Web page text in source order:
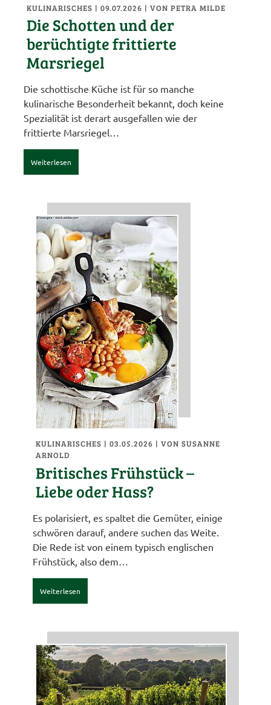
KULINARISCHES | 09.07.2026 |VON PETRA MILDE
Die Schotten und der
berüchtigte frittierte
Marsriegel
Die schottische Küche ist für so manche
kulinarische Besonderheit bekannt, doch keine
Spezialität ist derart ausgefallen wie der
frittierte Marsriegel…
Weiterlesen
KULINARISCHES | 03.05.2026 |VON SUSANNE
ARNOLD
Britisches Frühstück –
Liebe oder Hass?
Es polarisiert, es spaltet die Gemüter, einige
schwören darauf, andere suchen das Weite.
Die Rede ist von einem typisch englischen
Frühstück, also dem…
Weiterlesen